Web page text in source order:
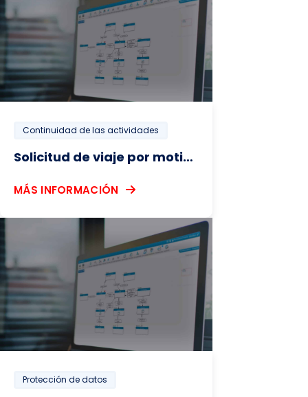
Continuidad de las actividades
Solicitud de viaje por motivos profesionales
MÁS INFORMACIÓN
Protección de datos